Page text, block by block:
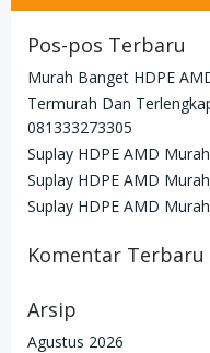
Pos-pos Terbaru
Murah Banget HDPE
Termurah Dan
081333273305
Suplay HDPE AMD
Suplay HDPE AMD
Suplay HDPE AMD
Komentar Terbaru
Arsip
Agustus 2026